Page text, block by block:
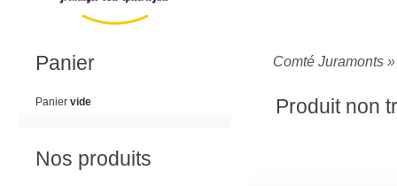
Comté Juramonts
Produit non
Panier
Panier vide
Nos produits